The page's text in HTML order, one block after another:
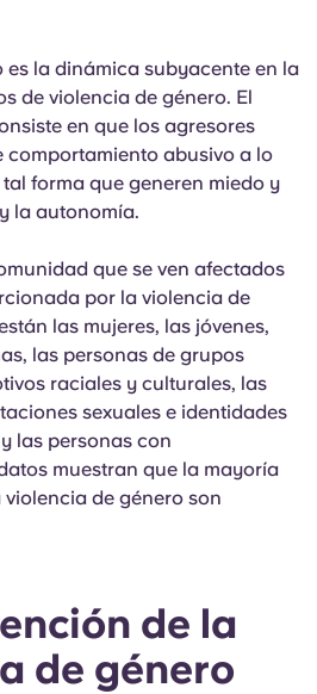
es la dinámica subyacente en la
de violencia de género. El
en que los agresores
comportamiento abusivo a lo
forma que generen miedo y
la autonomía.
que se ven afectados
por la violencia de
las mujeres, las jóvenes,
las personas de grupos
raciales y culturales, las
sexuales e identidades
las personas con
muestran que la mayoría
de género son
de la
de género